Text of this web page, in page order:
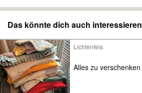
Das könnte dich auch interessieren
Lichtenfels
Alles zu verschenken